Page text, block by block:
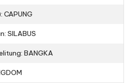
SILABUS
BANGKA